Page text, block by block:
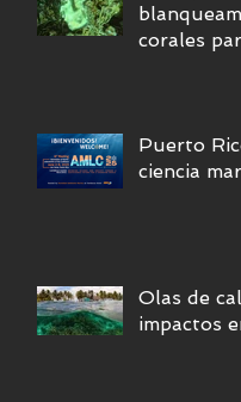
corales
Puerto
ciencia
Olas de
impactos